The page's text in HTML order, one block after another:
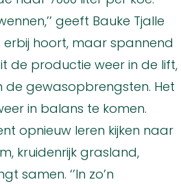
geeft Bauke Tjalle
erbij hoort, maar spannend
de productie weer in de lift,
gewasopbrengsten. Het
in balans te komen.
opnieuw leren kijken naar
kruidenrijk grasland,
samen. ‘’In zo’n